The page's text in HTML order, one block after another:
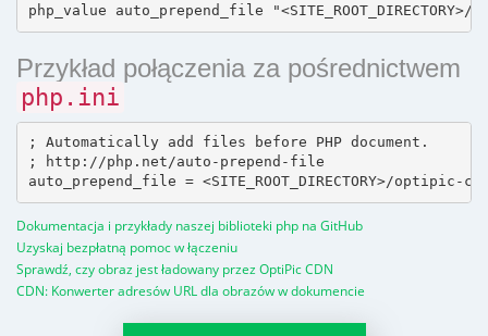
Przykład połączenia za pośrednictwem
php.ini
; Automatically add files before PHP document.
; http://php.net/auto-prepend-file
Dokumentacja i przykłady naszej biblioteki php na GitHub
Uzyskaj bezpłatną pomoc w łączeniu
Sprawdź, czy obraz jest ładowany przez OptiPic CDN
CDN: Konwerter adresów URL dla obrazów w dokumencie